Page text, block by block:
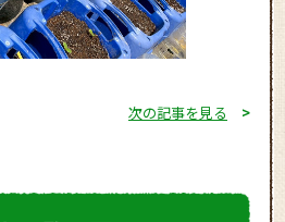
次の記事を見る >